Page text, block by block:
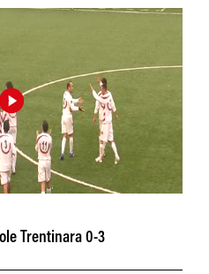
Trentinara 0-3